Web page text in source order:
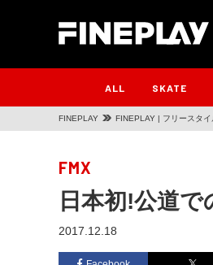
ALL SKATE
FINEPLAY FINEPLAY | フリースタ
FMX
日本初!公道
2017.12.18